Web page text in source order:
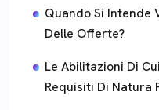
Quando Si Intende
Delle Offerte?
Le Abilitazioni Di
Requisiti Di Natura